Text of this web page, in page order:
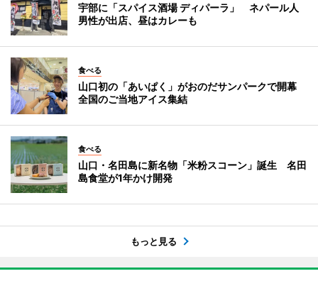
宇部に「スパイス酒場 ディパーラ」 ネパール人
男性が出店、昼はカレーも
食べる
山口初の「あいぱく」がおのだサンパークで開幕
全国のご当地アイス集結
食べる
山口・名田島に新名物「米粉スコーン」誕生 名田
島食堂が1年かけ開発
もっと見る